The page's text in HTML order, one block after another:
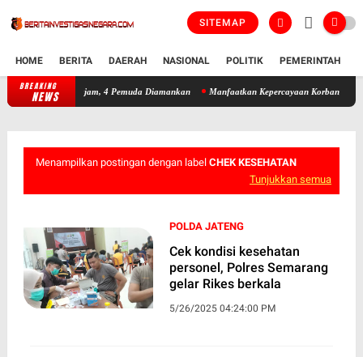
SITEMAP
HOME BERITA DAERAH NASIONAL POLITIK PEMERINTAH
BREAKING
NEWS Patroli Siber Polres Kendal Gagalkan Tawuran Bersenjata Tajam, 4
Menampilkan postingan dengan label CHEK KESEHATAN
Tunjukkan semua
POLDA JATENG
Cek kondisi kesehatan
personel, Polres Semarang
gelar Rikes berkala
5/26/2025 04:24:00 PM